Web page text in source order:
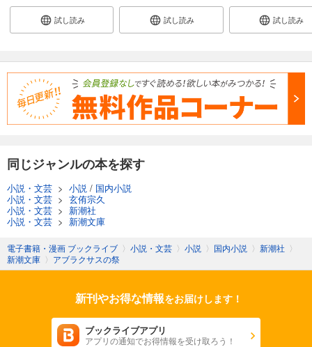
試し読み 試し読み 試し読み
同じジャンルの本を探す
小説・文芸 > 小説 / 国内小説
小説・文芸 > 玄侑宗久
小説・文芸 > 新潮社
小説・文芸 > 新潮文庫
電子書籍・漫画 ブックライブ 〉 小説・文芸 〉 小説 〉 国内小説 〉 新潮社 〉
新潮文庫 〉 アブラクサスの祭
新刊やお得な情報をお届けします！
ブックライブアプリ
アプリの通知でお得情報を受け取ろう！